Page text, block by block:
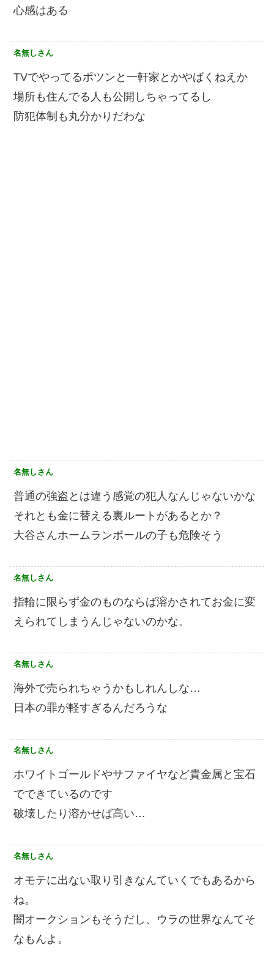
心感はある
名無しさん
TVでやってるポツンと一軒家とかやばくねえか
場所も住んでる人も公開しちゃってるし
防犯体制も丸分かりだわな
名無しさん
普通の強盗とは違う感覚の犯人なんじゃないかな
それとも金に替える裏ルートがあるとか？
大谷さんホームランボールの子も危険そう
名無しさん
指輪に限らず金のものならば溶かされてお金に変
えられてしまうんじゃないのかな。
名無しさん
海外で売られちゃうかもしれんしな…
日本の罪が軽すぎるんだろうな
名無しさん
ホワイトゴールドやサファイヤなど貴金属と宝石
でできているのです
破壊したり溶かせば高い…
名無しさん
オモテに出ない取り引きなんていくでもあるから
ね。
闇オークションもそうだし、ウラの世界なんてそ
なもんよ。